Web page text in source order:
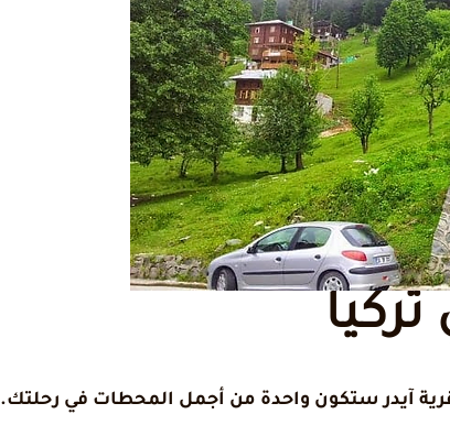
قرية آيدر ستكون واحدة من أجمل المحطات في رحلتك.